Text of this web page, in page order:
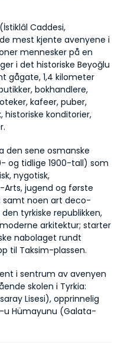
Caddesi,
mest kjente avenyene i
mennesker på en
i det historiske Beyoğlu
gågate, 1,4 kilometer
bokhandlere,
kafeer, puber,
konditorier,
den sene osmanske
og tidlige 1900-tall) som
nygotisk,
Arts, jugend og første
samt noen art deco-
tyrkiske republikken,
arkitektur; starter
nabolaget rundt
til Taksim-plassen.
i sentrum av avenyen
skolen i Tyrkia:
Lisesi), opprinnelig
u Hümayunu (Galata-